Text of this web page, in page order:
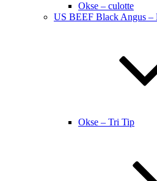
Okse – culotte
US BEEF Black Angus –
Okse – Tri Tip